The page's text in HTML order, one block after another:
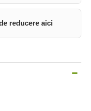
reducere aici